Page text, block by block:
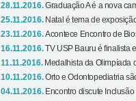
28.11.2016.Graduação A é a nova
25.11.2016. Natal é tema de
23.11.2016.Acontece Encontro de
16.11.2016.TV USP Bauru é finalista
11.11.2016. Medalhista da Olimpíada
10.11.2016.Orto e Odontopediatria
04.11.2016. Encontro discute